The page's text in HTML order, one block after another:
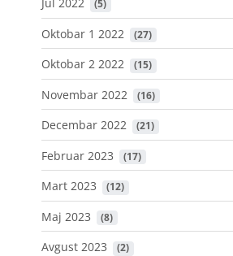
Jul 2022 (5)
Oktobar 1 2022 (27)
Oktobar 2 2022 (15)
Novembar 2022 (16)
Decembar 2022 (21)
Februar 2023 (17)
Mart 2023 (12)
Maj 2023 (8)
Avgust 2023 (2)